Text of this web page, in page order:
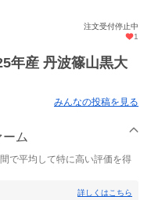
注文受付停止中
1
年産 丹波篠山黒大
みんなの投稿を見る
ム
で平均して特に高い評価を得
詳しくはこちら